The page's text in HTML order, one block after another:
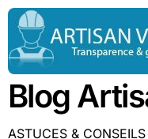
Passer
contenu
Blog
ASTUCES & CONSEILS